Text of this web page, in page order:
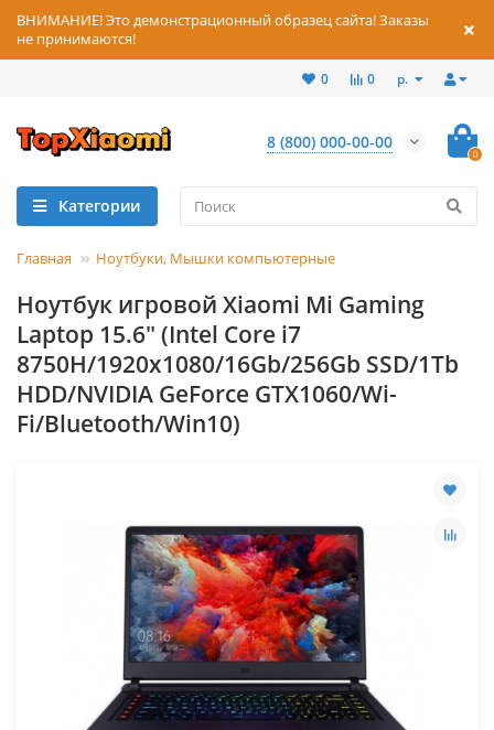
ВНИМАНИЕ! Это демонстрационный образец сайта! Заказы
не принимаются!
р.
0
0
8 (800) 000-00-00
0
Категории
Главная Ноутбуки, Мышки компьютерные
Ноутбук игровой Xiaomi Mi Gaming
Laptop 15.6" (Intel Core i7
8750H/1920x1080/16Gb/256Gb SSD/1Tb
HDD/NVIDIA GeForce GTX1060/Wi-
Fi/Bluetooth/Win10)